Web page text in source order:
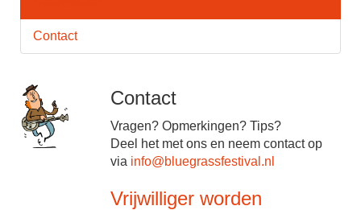
Contact
Contact
Vragen? Opmerkingen? Tips?
Deel het met ons en neem contact op
via info@bluegrassfestival.nl
Vrijwilliger worden